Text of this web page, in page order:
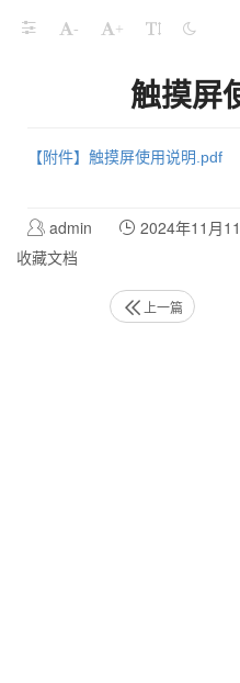
- +
触摸屏
【附件】触摸屏使用说明.pdf
admin 2024年11月
收藏文档
上一篇